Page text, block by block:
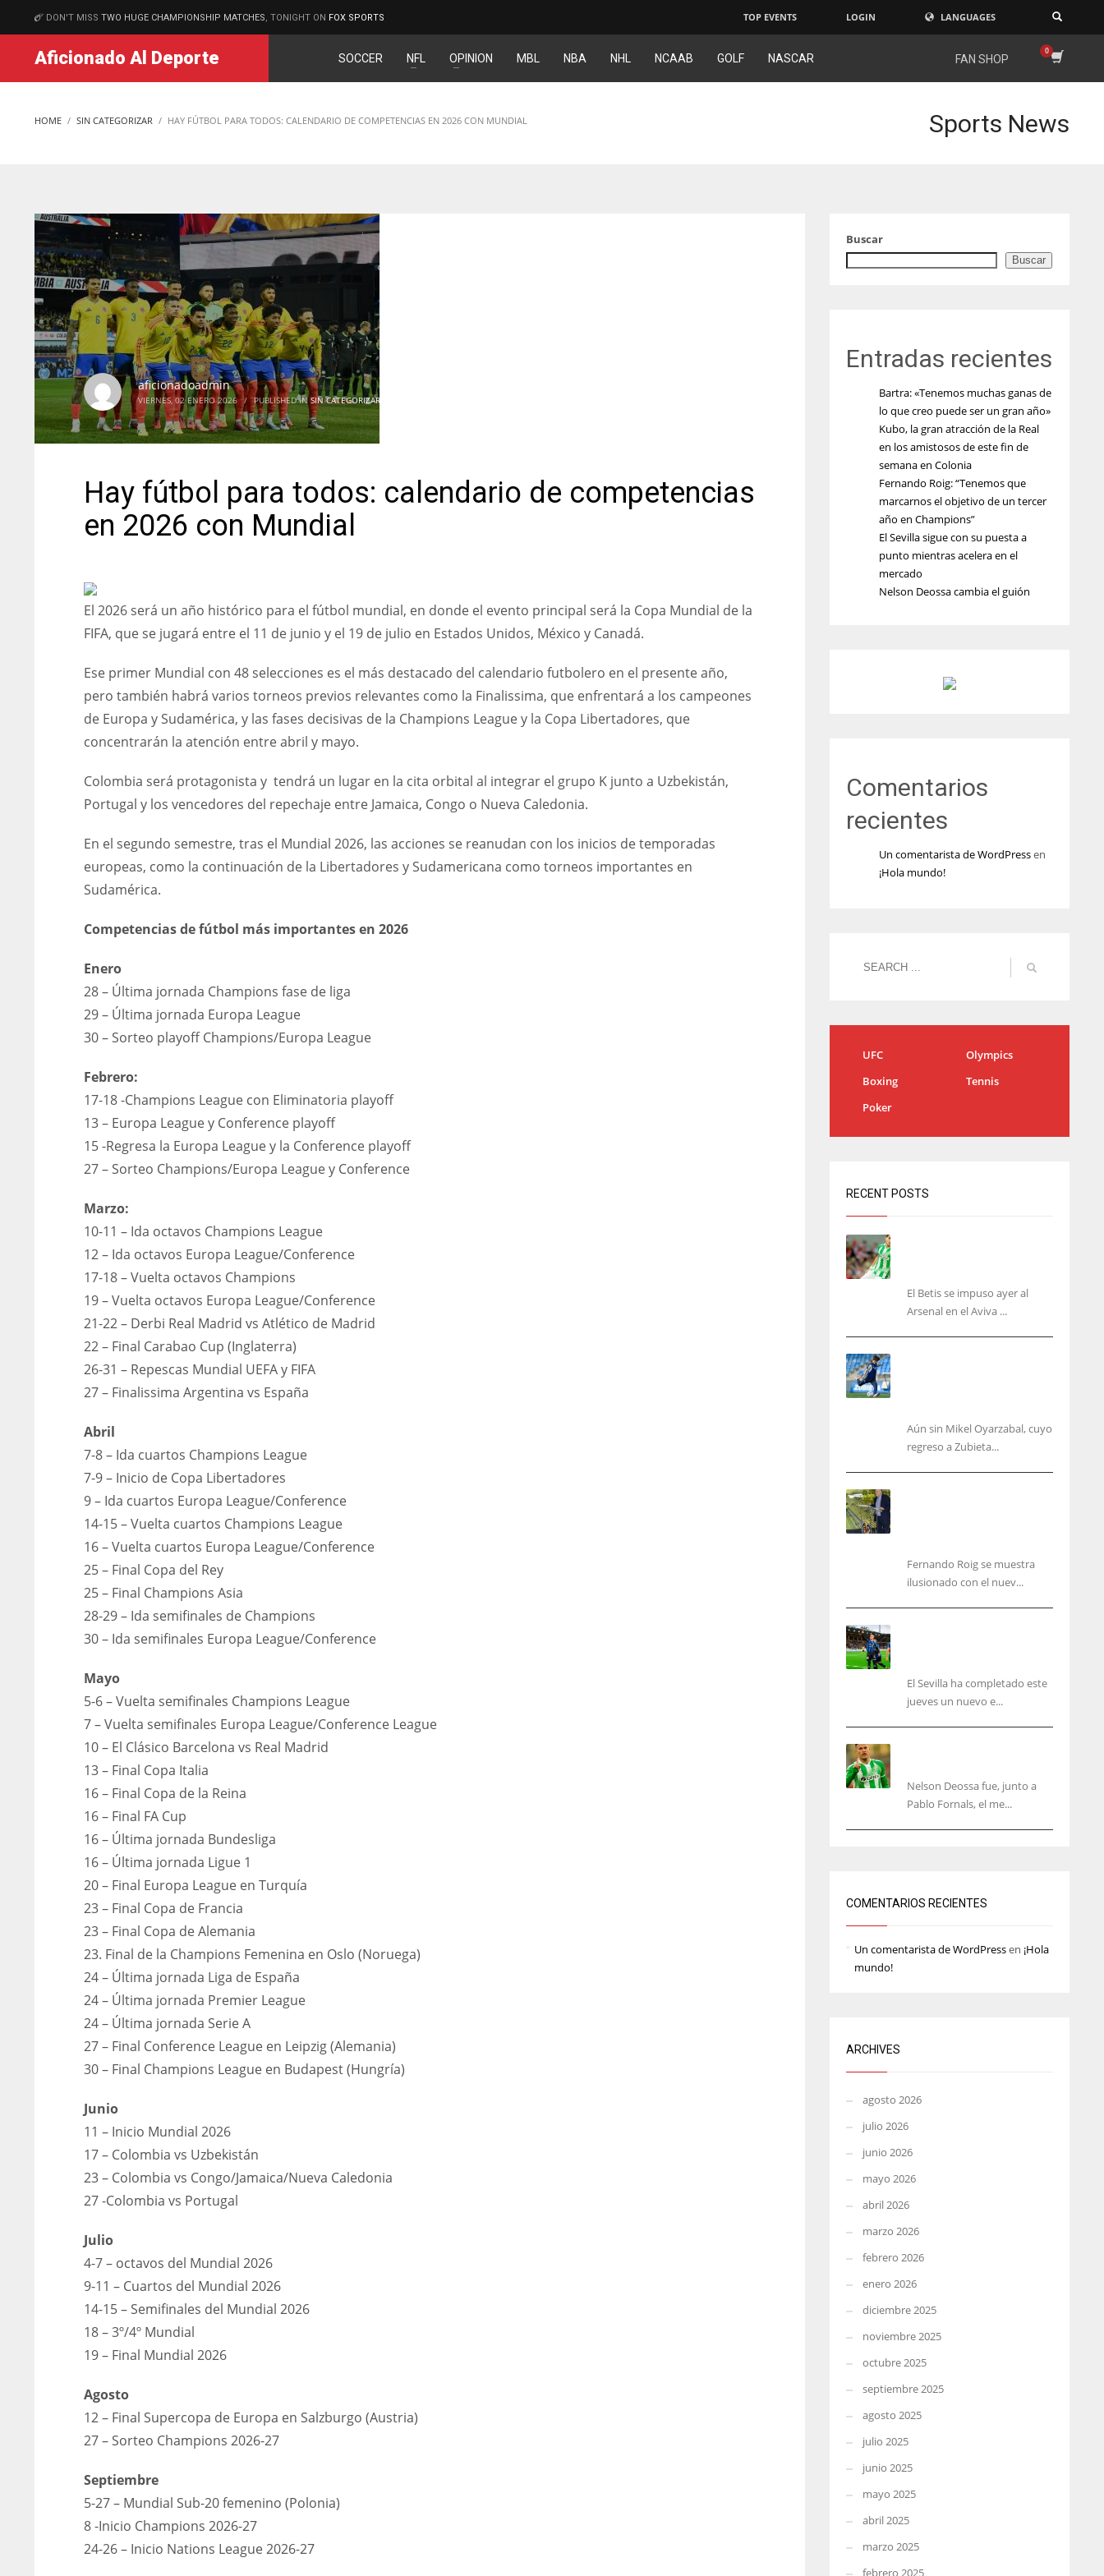
MATCHES
DAL
22
WSH
26
DAL
WSH
26
IND NYJ
DON'T MISS TWO HUGE CHAMPIONSHIP MATCHES , TONIGHT ON FOX SPORTS TOP EVENTS LOGIN LANGUAGES
Aficionado Al Deporte SOCCER NFL OPINION MBL NBA NHL NCAAB GOLF NASCAR FAN SHOP
HOME SIN CATEGORIZAR HAY FÚTBOL PARA TODOS: CALENDARIO DE COMPETENCIAS EN 2026 CON MUNDIAL Sports News
aficionadoadmin
VIERNES, 02 ENERO 2026 / PUBLISHED INSIN CATEGORIZAR
Hay fútbol para todos: calendario de competencias
en 2026 con Mundial
El 2026 será un año histórico para el fútbol mundial, en donde el evento principal será la Copa Mundial de la
FIFA, que se jugará entre el 11 de junio y el 19 de julio en Estados Unidos, México y Canadá.
Ese primer Mundial con 48 selecciones es el más destacado del calendario futbolero en el presente año,
pero también habrá varios torneos previos relevantes como la Finalissima, que enfrentará a los campeones
de Europa y Sudamérica, y las fases decisivas de la Champions League y la Copa Libertadores, que
concentrarán la atención entre abril y mayo.
Colombia será protagonista y tendrá un lugar en la cita orbital al integrar el grupo K junto a Uzbekistán,
Portugal y los vencedores del repechaje entre Jamaica, Congo o Nueva Caledonia.
En el segundo semestre, tras el Mundial 2026, las acciones se reanudan con los inicios de temporadas
europeas, como la continuación de la Libertadores y Sudamericana como torneos importantes en
Sudamérica.
Competencias de fútbol más importantes en 2026
Enero
28 – Última jornada Champions fase de liga
29 – Última jornada Europa League
30 – Sorteo playoff Champions/Europa League
Febrero:
17-18 -Champions League con Eliminatoria playoff
13 – Europa League y Conference playoff
15 -Regresa la Europa League y la Conference playoff
27 – Sorteo Champions/Europa League y Conference
Marzo:
10-11 – Ida octavos Champions League
12 – Ida octavos Europa League/Conference
17-18 – Vuelta octavos Champions
19 – Vuelta octavos Europa League/Conference
21-22 – Derbi Real Madrid vs Atlético de Madrid
22 – Final Carabao Cup (Inglaterra)
26-31 – Repescas Mundial UEFA y FIFA
27 – Finalissima Argentina vs España
Abril
7-8 – Ida cuartos Champions League
7-9 – Inicio de Copa Libertadores
9 – Ida cuartos Europa League/Conference
14-15 – Vuelta cuartos Champions League
16 – Vuelta cuartos Europa League/Conference
25 – Final Copa del Rey
25 – Final Champions Asia
28-29 – Ida semifinales de Champions
30 – Ida semifinales Europa League/Conference
Mayo
5-6 – Vuelta semifinales Champions League
7 – Vuelta semifinales Europa League/Conference League
10 – El Clásico Barcelona vs Real Madrid
13 – Final Copa Italia
16 – Final Copa de la Reina
16 – Final FA Cup
16 – Última jornada Bundesliga
16 – Última jornada Ligue 1
20 – Final Europa League en Turquía
23 – Final Copa de Francia
23 – Final Copa de Alemania
23. Final de la Champions Femenina en Oslo (Noruega)
24 – Última jornada Liga de España
24 – Última jornada Premier League
24 – Última jornada Serie A
27 – Final Conference League en Leipzig (Alemania)
30 – Final Champions League en Budapest (Hungría)
Junio
11 – Inicio Mundial 2026
17 – Colombia vs Uzbekistán
23 – Colombia vs Congo/Jamaica/Nueva Caledonia
27 -Colombia vs Portugal
Julio
4-7 – octavos del Mundial 2026
9-11 – Cuartos del Mundial 2026
14-15 – Semifinales del Mundial 2026
18 – 3º/4º Mundial
19 – Final Mundial 2026
Agosto
12 – Final Supercopa de Europa en Salzburgo (Austria)
27 – Sorteo Champions 2026-27
Septiembre
5-27 – Mundial Sub-20 femenino (Polonia)
8 -Inicio Champions 2026-27
24-26 – Inicio Nations League 2026-27
Buscar
Buscar
Entradas recientes
Bartra: «Tenemos muchas ganas de
lo que creo puede ser un gran año»
Kubo, la gran atracción de la Real
en los amistosos de este fin de
semana en Colonia
Fernando Roig: “Tenemos que
marcarnos el objetivo de un tercer
año en Champions”
El Sevilla sigue con su puesta a
punto mientras acelera en el
mercado
Nelson Deossa cambia el guión
Comentarios
recientes
Un comentarista de WordPressen
¡Hola mundo!
UFC
Olympics
Boxing
Tennis
Poker
RECENT POSTS
El Betis se impuso ayer al
Arsenal en el Aviva ...
Aún sin Mikel Oyarzabal, cuyo
regreso a Zubieta...
Fernando Roig se muestra
ilusionado con el nuev...
El Sevilla ha completado este
jueves un nuevo e...
Nelson Deossa fue, junto a
Pablo Fornals, el me...
COMENTARIOS RECIENTES
Un comentarista de WordPressen ¡Hola
mundo!
ARCHIVES
agosto 2026
julio 2026
junio 2026
mayo 2026
abril 2026
marzo 2026
febrero 2026
enero 2026
diciembre 2025
noviembre 2025
octubre 2025
septiembre 2025
agosto 2025
julio 2025
junio 2025
mayo 2025
abril 2025
marzo 2025
febrero 2025